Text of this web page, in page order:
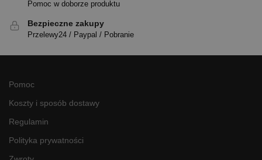
Pomoc w doborze produktu
Bezpieczne zakupy
Przelewy24 / Paypal / Pobranie
Pomoc
Koszty i sposób dostawy
Regulamin
Polityka prywatności